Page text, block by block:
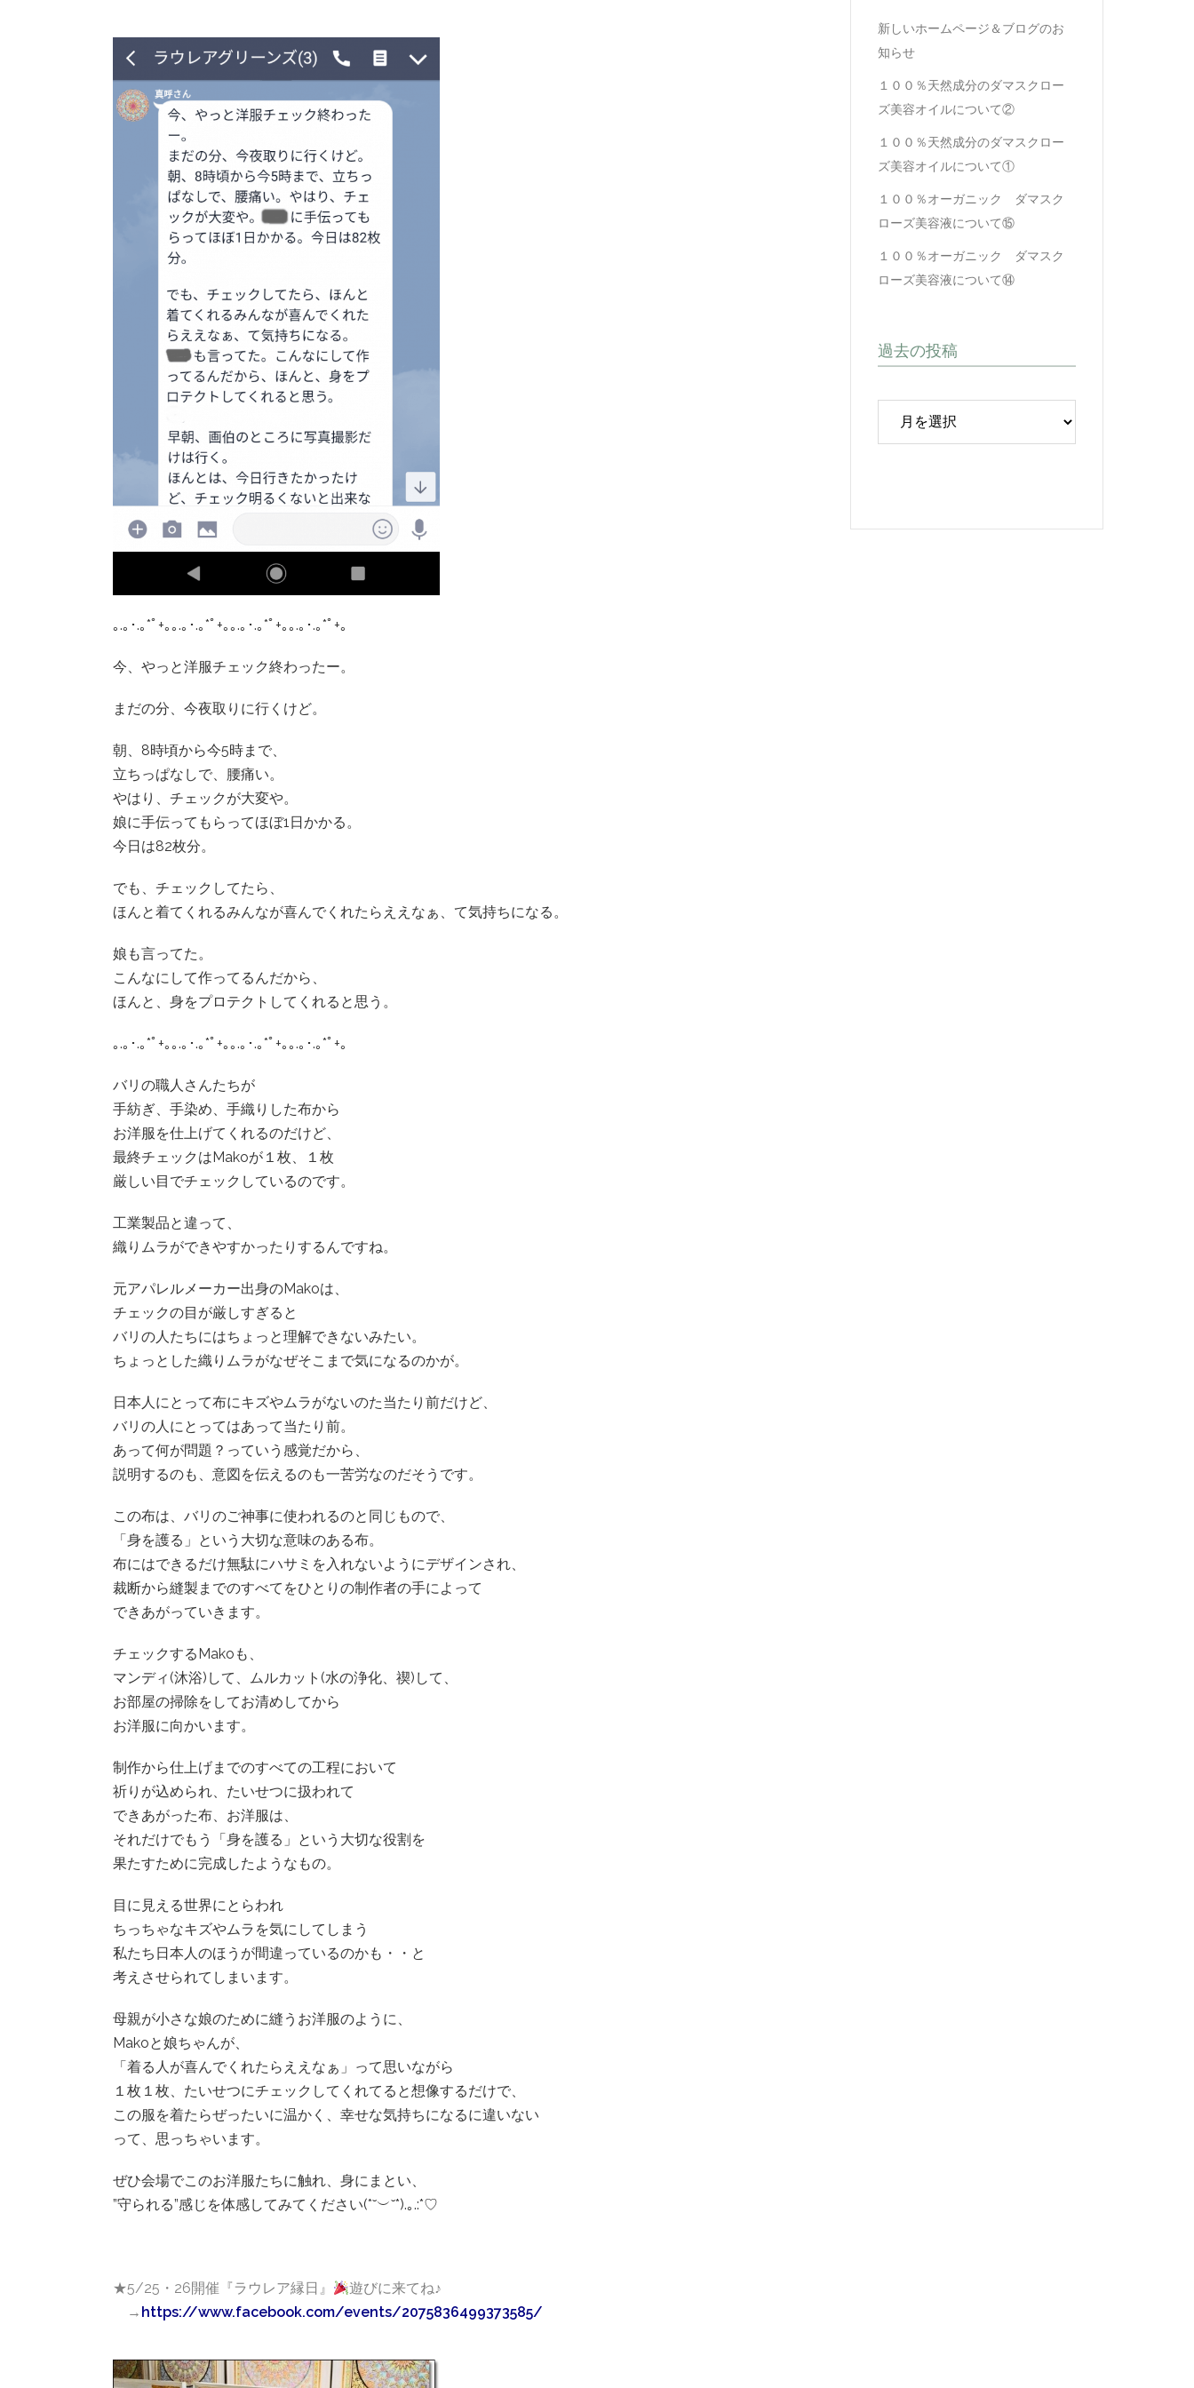
｡.｡･.｡*ﾟ+｡｡.｡･.｡*ﾟ+｡｡.｡･.｡*ﾟ+｡｡.｡･.｡*ﾟ+｡
今、やっと洋服チェック終わったー。
まだの分、今夜取りに行くけど。
朝、8時頃から今5時まで、
立ちっぱなしで、腰痛い。
やはり、チェックが大変や。
娘に手伝ってもらってほぼ1日かかる。
今日は82枚分。
でも、チェックしてたら、
ほんと着てくれるみんなが喜んでくれたらええなぁ、て気持ちになる。
娘も言ってた。
こんなにして作ってるんだから、
ほんと、身をプロテクトしてくれると思う。
｡.｡･.｡*ﾟ+｡｡.｡･.｡*ﾟ+｡｡.｡･.｡*ﾟ+｡｡.｡･.｡*ﾟ+｡
バリの職人さんたちが
手紡ぎ、手染め、手織りした布から
お洋服を仕上げてくれるのだけど、
最終チェックはMakoが１枚、１枚
厳しい目でチェックしているのです。
工業製品と違って、
織りムラができやすかったりするんですね。
元アパレルメーカー出身のMakoは、
チェックの目が厳しすぎると
バリの人たちにはちょっと理解できないみたい。
ちょっとした織りムラがなぜそこまで気になるのかが。
日本人にとって布にキズやムラがないのた当たり前だけど、
バリの人にとってはあって当たり前。
あって何が問題？っていう感覚だから、
説明するのも、意図を伝えるのも一苦労なのだそうです。
この布は、バリのご神事に使われるのと同じもので、
「身を護る」という大切な意味のある布。
布にはできるだけ無駄にハサミを入れないようにデザインされ、
裁断から縫製までのすべてをひとりの制作者の手によって
できあがっていきます。
チェックするMakoも、
マンディ(沐浴)して、ムルカット(水の浄化、禊)して、
お部屋の掃除をしてお清めしてから
お洋服に向かいます。
制作から仕上げまでのすべての工程において
祈りが込められ、たいせつに扱われて
できあがった布、お洋服は、
それだけでもう「身を護る」という大切な役割を
果たすために完成したようなもの。
目に見える世界にとらわれ
ちっちゃなキズやムラを気にしてしまう
私たち日本人のほうが間違っているのかも・・と
考えさせられてしまいます。
母親が小さな娘のために縫うお洋服のように、
Makoと娘ちゃんが、
「着る人が喜んでくれたらええなぁ」って思いながら
１枚１枚、たいせつにチェックしてくれてると想像するだけで、
この服を着たらぜったいに温かく、幸せな気持ちになるに違いない
って、思っちゃいます。
ぜひ会場でこのお洋服たちに触れ、身にまとい、
”守られる”感じを体感してみてください(*˘︶˘*).｡.:*♡
★5/25・26開催『ラウレア縁日』
遊びに来てね♪
→ https://www.facebook.com/events/2075836499373585/
新しいホームページ＆ブログのお
知らせ
１００％天然成分のダマスクロー
ズ美容オイルについて②
１００％天然成分のダマスクロー
ズ美容オイルについて①
１００％オーガニック ダマスク
ローズ美容液について⑮
１００％オーガニック ダマスク
ローズ美容液について⑭
過去の投稿